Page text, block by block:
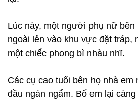
Lúc này, một người phụ nữ bên
ngoài lẻn vào khu vực đặt tráp,
một chiếc phong bì nhàu nhĩ.
Các cụ cao tuổi bên họ nhà em
đầu ngán ngẩm. Bố em lại